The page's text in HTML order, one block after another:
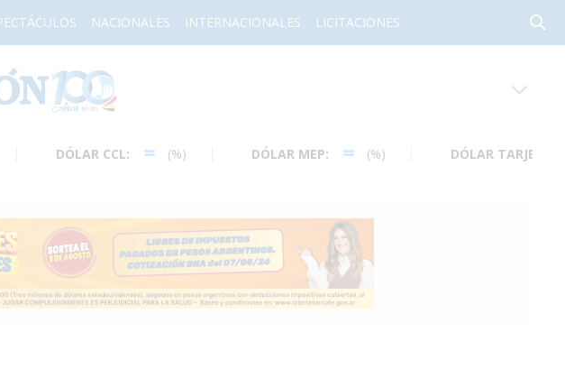
NACIONALES INTERNACIONALES LICITACIONES
Hoy en Rafaela ver clima
DÓLAR CCL: (%) DÓLAR MEP: (%) DÓLAR TARJETA: